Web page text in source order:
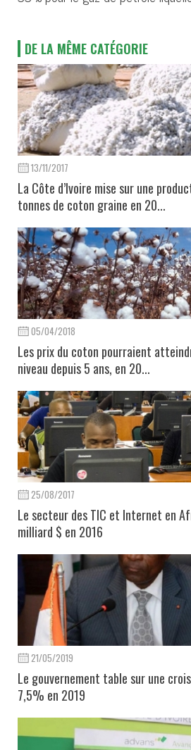
DE LA MÊME CATÉGORIE
13/11/2017
La Côte d’Ivoire mise sur une
tonnes de coton graine en 20...
05/04/2018
Les prix du coton pourraient
niveau depuis 5 ans, en 20...
25/08/2017
Le secteur des TIC et Internet en
milliard $ en 2016
21/05/2019
Le gouvernement table sur une
7,5% en 2019